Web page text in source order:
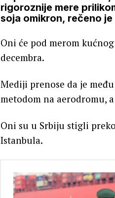
rigoroznije mere
soja omikron, rečeno
Oni će pod merom
decembra.
Mediji prenose da je
metodom na aerodromu,
Oni su u Srbiju stigli
Istanbula.